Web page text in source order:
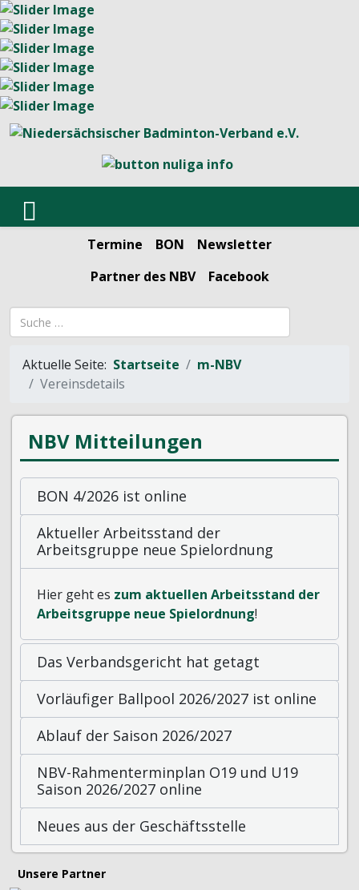
Termine BON
Newsletter
Partner des NBV
Facebook
Suchbegriff
Aktuelle Seite: Startseite
m-NBV
Vereinsdetails
NBV Mitteilungen
BON 4/2026 ist online
Aktueller Arbeitsstand der
Arbeitsgruppe neue Spielordnung
Hier geht es zum aktuellen Arbeitsstand der
Arbeitsgruppe neue Spielordnung!
Das Verbandsgericht hat getagt
Vorläufiger Ballpool 2026/2027 ist online
Ablauf der Saison 2026/2027
NBV-Rahmenterminplan O19 und U19
Saison 2026/2027 online
Neues aus der Geschäftsstelle
Unsere Partner